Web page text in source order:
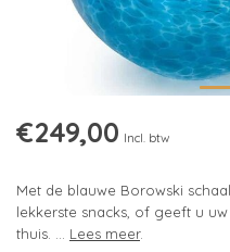
€249,00 Incl. btw
Met de blauwe Borowski
lekkerste snacks, of geeft u
thuis. ... Lees meer.